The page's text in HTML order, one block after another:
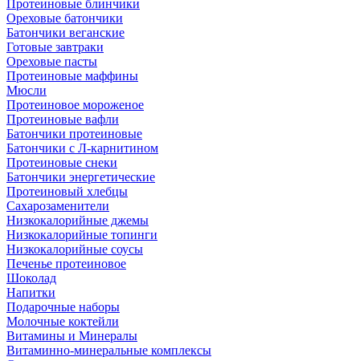
Протеиновые блинчики
Ореховые батончики
Батончики веганские
Готовые завтраки
Ореховые пасты
Протеиновые маффины
Мюсли
Протеиновое мороженое
Протеиновые вафли
Батончики протеиновые
Батончики с Л-карнитином
Протеиновые снеки
Батончики энергетические
Протеиновый хлебцы
Сахарозаменители
Низкокалорийные джемы
Низкокалорийные топинги
Низкокалорийные соусы
Печенье протеиновое
Шоколад
Напитки
Подарочные наборы
Молочные коктейли
Витамины и Минералы
Витаминно-минеральные комплексы